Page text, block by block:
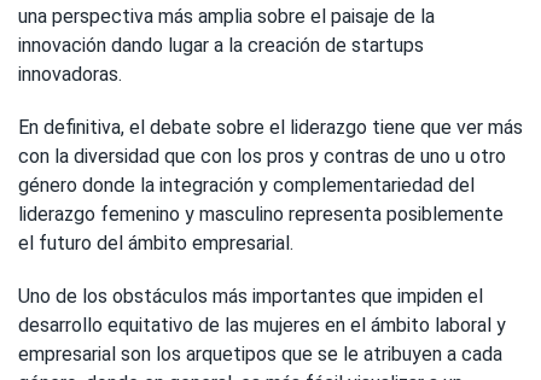
una perspectiva más amplia sobre el paisaje de la
innovación dando lugar a la creación de startups
innovadoras.
En definitiva, el debate sobre el liderazgo tiene que ver más
con la diversidad que con los pros y contras de uno u otro
género donde la integración y complementariedad del
liderazgo femenino y masculino representa posiblemente
el futuro del ámbito empresarial.
Uno de los obstáculos más importantes que impiden el
desarrollo equitativo de las mujeres en el ámbito laboral y
empresarial son los arquetipos que se le atribuyen a cada